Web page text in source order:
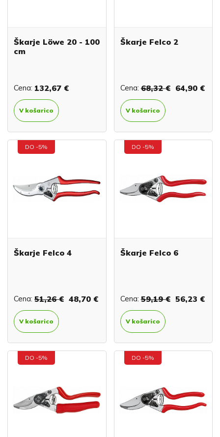
Škarje Löwe 20 - 100
cm
Cena: 132,67 €
V košarico
Škarje Felco 2
Cena: 68,32 € 64,90 €
V košarico
DO -5%
Škarje Felco 4
Cena: 51,26 € 48,70 €
V košarico
DO -5%
Škarje Felco 6
Cena: 59,19 € 56,23 €
V košarico
DO -5% DO -5%